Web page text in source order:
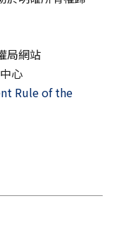
局網站
心
Rule of the